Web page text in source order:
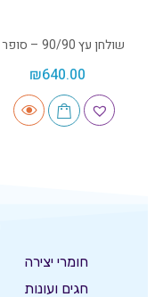
שולחן עץ 90/90 – סופר עץ
₪640.00
חומרי יצירה
חגים ועונות